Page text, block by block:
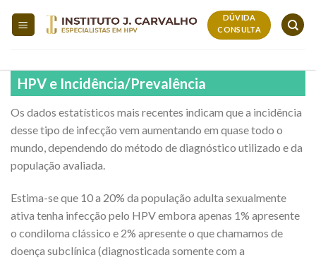
DÚVIDA
CONSULTA
HPV e Incidência/Prevalência
Os dados estatísticos mais recentes indicam que a incidência
desse tipo de infecção vem aumentando em quase todo o
mundo, dependendo do método de diagnóstico utilizado e da
população avaliada.
Estima-se que 10 a 20% da população adulta sexualmente
ativa tenha infecção pelo HPV embora apenas 1% apresente
o condiloma clássico e 2% apresente o que chamamos de
doença subclínica (diagnosticada somente com a